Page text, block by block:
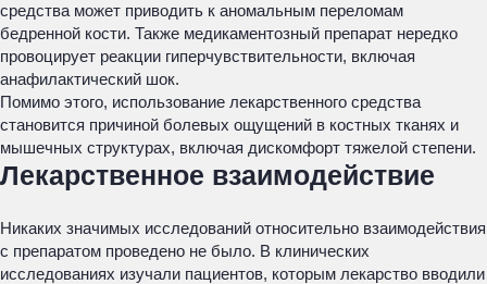
средства может приводить к аномальным переломам
бедренной кости. Также медикаментозный препарат нередко
провоцирует реакции гиперчувствительности, включая
анафилактический шок.
Помимо этого, использование лекарственного средства
становится причиной болевых ощущений в костных тканях и
мышечных структурах, включая дискомфорт тяжелой степени.
Лекарственное взаимодействие
Никаких значимых исследований относительно взаимодействия
с препаратом проведено не было. В клинических
исследованиях изучали пациентов, которым лекарство вводили